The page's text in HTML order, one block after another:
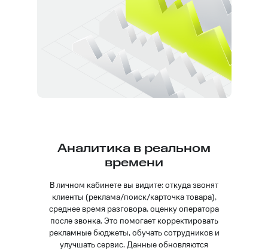
Аналитика в реальном
времени
В личном кабинете вы видите: откуда звонят
клиенты (реклама/поиск/карточка товара),
среднее время разговора, оценку оператора
после звонка. Это помогает корректировать
рекламные бюджеты, обучать сотрудников и
улучшать сервис. Данные обновляются